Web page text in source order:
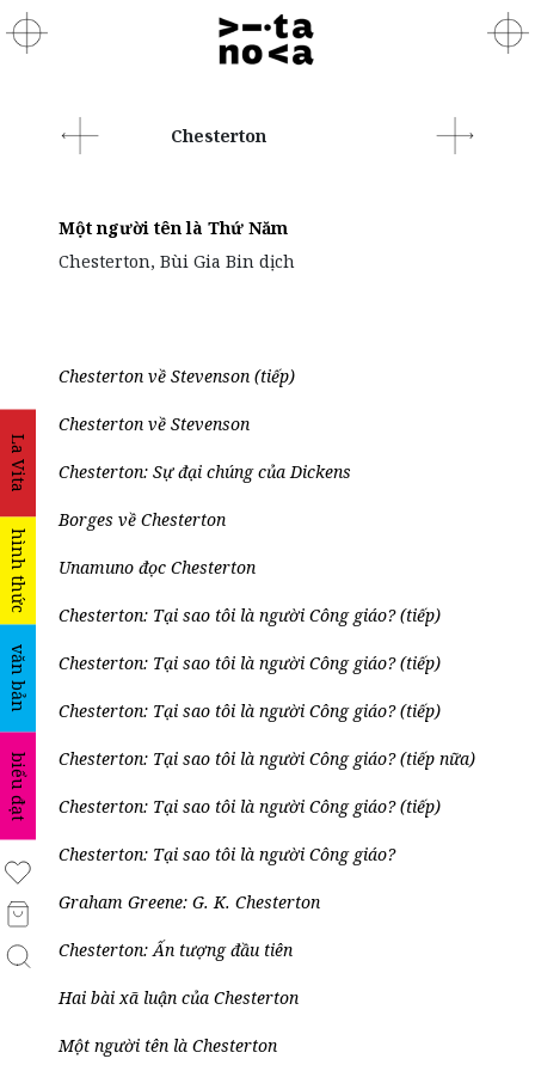
La Vita
hình thức
văn bản
biểu đạt
Chesterton
Một người tên là Thứ Năm
Chesterton, Bùi Gia Bin dịch
Chesterton về Stevenson (tiếp)
Chesterton về Stevenson
Chesterton: Sự đại chúng của Dickens
Borges về Chesterton
Unamuno đọc Chesterton
Chesterton: Tại sao tôi là người Công giáo? (tiếp)
Chesterton: Tại sao tôi là người Công giáo? (tiếp)
Chesterton: Tại sao tôi là người Công giáo? (tiếp)
Chesterton: Tại sao tôi là người Công giáo? (tiếp nữa)
Chesterton: Tại sao tôi là người Công giáo? (tiếp)
Chesterton: Tại sao tôi là người Công giáo?
Graham Greene: G. K. Chesterton
Chesterton: Ấn tượng đầu tiên
Hai bài xã luận của Chesterton
Một người tên là Chesterton